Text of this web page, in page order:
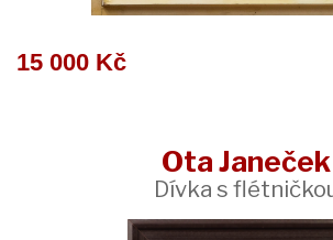
15 000 Kč
Ota Janeček
Dívka s